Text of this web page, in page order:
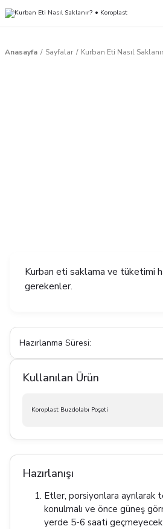
Anasayfa Sayfalar Kurban Eti Nasıl
Kurban eti saklama ve tüketimi
gerekenler.
Hazırlanma Süresi:
Kullanılan Ürün
Koroplast Buzdolabı Poşeti
Hazırlanışı
Etler, porsiyonlara ayrılarak
konulmalı ve önce güneş
yerde 5-6 saati